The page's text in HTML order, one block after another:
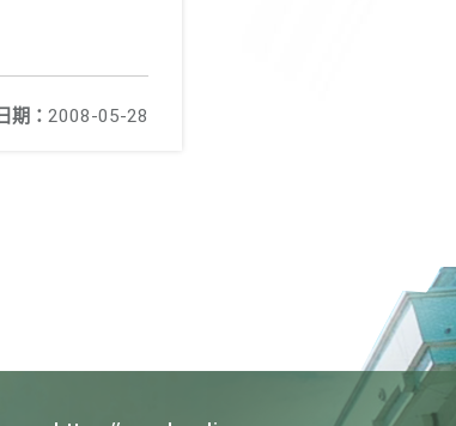
期： 2008-05-28